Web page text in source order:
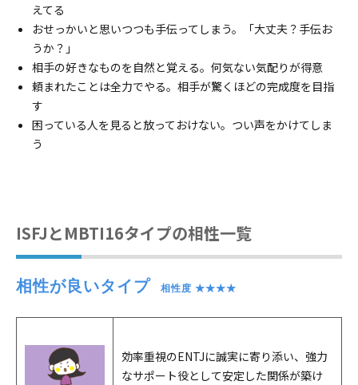
えてる
おせっかいと思いつつも手伝ってしまう。「大丈夫？手伝お
うか？」
相手の好きなものを自然と覚える。何気ない気配りが得意
頼まれたことは全力でやる。相手が驚くほどの完成度を目指
す
困っている人を見ると放っておけない。つい声をかけてしま
う
ISFJとMBTI16タイプの相性一覧
相性が良いタイプ 相性度 ★★★★
効率重視のENTJに誠実に寄り添い、強力
なサポート役として安定した関係が築け